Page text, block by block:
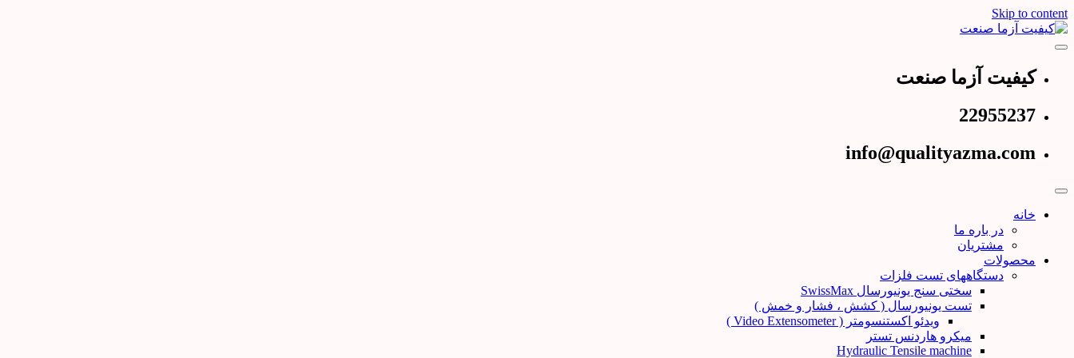
Skip to content
کیفیت آزما صنعت
کیفیت آزما صنعت
22955237
info@qualityazma.com
خانه
در باره ما
مشتریان
محصولات
دستگاههای تست فلزات
سختی سنج یونیورسال SwissMax
تست یونیورسال ( کشش ، فشار و خمش )
ویدئو اکستنسومتر ( Video Extensometer )
میکرو هاردنس تستر
Hydraulic Tensile machine